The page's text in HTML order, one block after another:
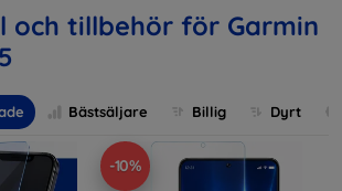
och tillbehör för Garmin
Bästsäljare Billig Dyrt
-10%